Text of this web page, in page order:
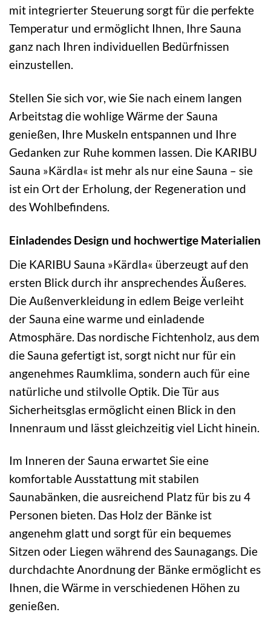
mit integrierter Steuerung sorgt für die perfekte
Temperatur und ermöglicht Ihnen, Ihre Sauna
ganz nach Ihren individuellen Bedürfnissen
einzustellen.
Stellen Sie sich vor, wie Sie nach einem langen
Arbeitstag die wohlige Wärme der Sauna
genießen, Ihre Muskeln entspannen und Ihre
Gedanken zur Ruhe kommen lassen. Die KARIBU
Sauna »Kärdla« ist mehr als nur eine Sauna – sie
ist ein Ort der Erholung, der Regeneration und
des Wohlbefindens.
Einladendes Design und hochwertige Materialien
Die KARIBU Sauna »Kärdla« überzeugt auf den
ersten Blick durch ihr ansprechendes Äußeres.
Die Außenverkleidung in edlem Beige verleiht
der Sauna eine warme und einladende
Atmosphäre. Das nordische Fichtenholz, aus dem
die Sauna gefertigt ist, sorgt nicht nur für ein
angenehmes Raumklima, sondern auch für eine
natürliche und stilvolle Optik. Die Tür aus
Sicherheitsglas ermöglicht einen Blick in den
Innenraum und lässt gleichzeitig viel Licht hinein.
Im Inneren der Sauna erwartet Sie eine
komfortable Ausstattung mit stabilen
Saunabänken, die ausreichend Platz für bis zu 4
Personen bieten. Das Holz der Bänke ist
angenehm glatt und sorgt für ein bequemes
Sitzen oder Liegen während des Saunagangs. Die
durchdachte Anordnung der Bänke ermöglicht es
Ihnen, die Wärme in verschiedenen Höhen zu
genießen.